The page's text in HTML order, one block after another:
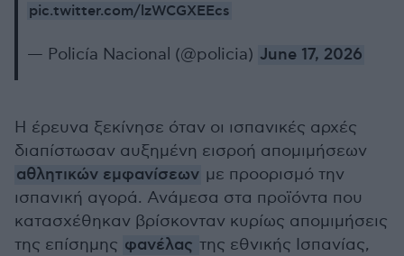
pic.twitter.com/lzWCGXEEcs
— Policía Nacional (@policia) June 17, 2026
Η έρευνα ξεκίνησε όταν οι ισπανικές αρχές
διαπίστωσαν αυξημένη εισροή απομιμήσεων
αθλητικών εμφανίσεων με προορισμό την
ισπανική αγορά. Ανάμεσα στα προϊόντα που
κατασχέθηκαν βρίσκονταν κυρίως απομιμήσεις
της επίσημης φανέλας της εθνικής Ισπανίας,